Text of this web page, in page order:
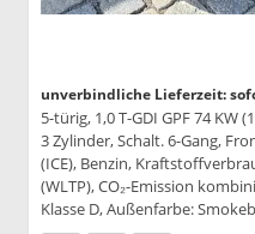
unverbindliche Lieferzeit:
5-türig, 1,0 T-GDI GPF 74 KW
3 Zylinder, Schalt. 6-Gang,
(ICE), Benzin,
(WLTP), CO₂-Emission
Klasse D, Außenfarbe: